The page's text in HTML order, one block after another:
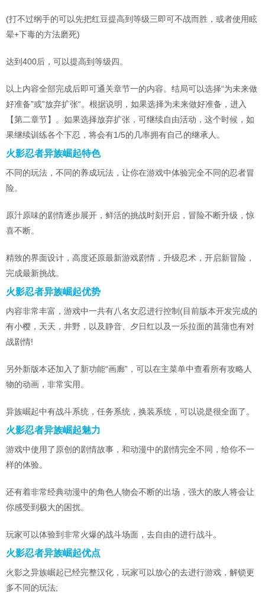
(打不过纲手的可以先把红豆提高到等级三即可不战而胜，或者使用眩
晕+下毒的方法磨死)
达到400后，可以提高到等级四。
以上内容全部完成后即可通关章节一的内容。结局可以选择“为未来做
好准备”或”放弃扩张“。根据说明，如果选择为未来做好准备，进入
【第二章节】。如果选择放弃扩张，可继续自由活动，这个时候，如
果继续训练各个下忍，将会有1/5的几率拥有自己的继承人。
火影忍者异族崛起特色
不同的玩法，不同的养成玩法，让你在游戏中体验完全不同的忍者冒
险。
原汁原味的剧情逐步展开，鲜活的挑战时刻开启，冒险不断升级，惊
喜不断。
精致的界面设计，高度还原最新游戏剧情，升级忍术，开启新冒险，
完成最新挑战。
火影忍者异族崛起优势
内容非常丰富，游戏中一共有八名女忍进行控制(目前版本开发完成的
有小樱，天天，井野，以及静音、夕日红以及一乐拉面的菖蒲也有对
战剧情!
另外新版本还加入了新功能“画廊”，可以在主菜单中查看所有攻略人
物的动画，非常实用。
异族崛起中有战斗系统，任务系统，换装系统，可以说是很全面了。
火影忍者异族崛起魅力
游戏中使用了原创的剧情故事，和动漫中的剧情完全不同，给你不一
样的体验。
还有着非常经典动漫中的角色人物会不断的出场，强大的敌人将会让
你感受到极大的困扰。
玩家可以体验到非常火爆的战斗场面，去自由的进行战斗。
火影忍者异族崛起优点
火影之异族崛起已经完整汉化，玩家可以放心的去进行游戏，解锁更
多不同的玩法;